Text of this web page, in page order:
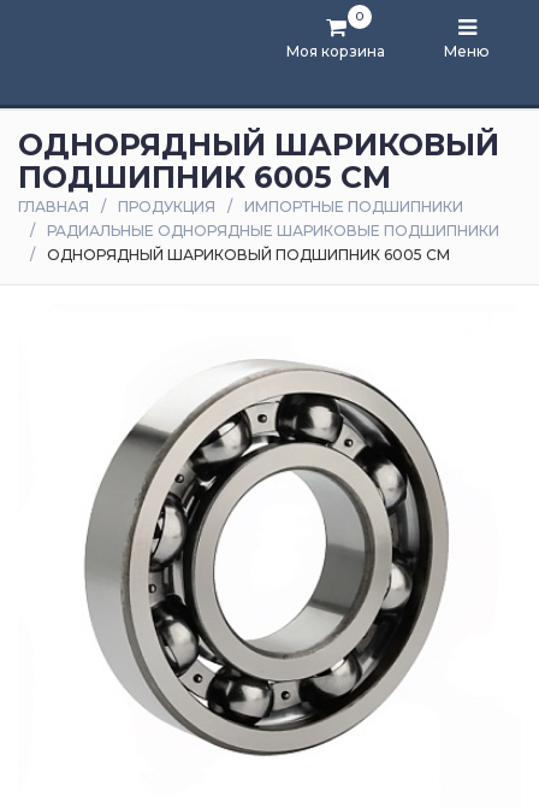
Моя корзина
0
Меню
и
статьи
Оплата
доставка
ОДНОРЯДНЫЙ ШАРИКОВЫЙ
ПОДШИПНИК 6005 CM
ГЛАВНАЯ ПРОДУКЦИЯ
ИМПОРТНЫЕ ПОДШИПНИКИ
РАДИАЛЬНЫЕ ОДНОРЯДНЫЕ ШАРИКОВЫЕ ПОДШИПНИКИ
ОДНОРЯДНЫЙ ШАРИКОВЫЙ ПОДШИПНИК 6005 CM